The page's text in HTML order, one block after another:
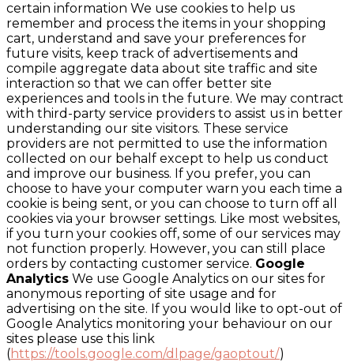
certain information We use cookies to help us
remember and process the items in your shopping
cart, understand and save your preferences for
future visits, keep track of advertisements and
compile aggregate data about site traffic and site
interaction so that we can offer better site
experiences and tools in the future. We may contract
with third-party service providers to assist us in better
understanding our site visitors. These service
providers are not permitted to use the information
collected on our behalf except to help us conduct
and improve our business. If you prefer, you can
choose to have your computer warn you each time a
cookie is being sent, or you can choose to turn off all
cookies via your browser settings. Like most websites,
if you turn your cookies off, some of our services may
not function properly. However, you can still place
orders by contacting customer service. Google
Analytics We use Google Analytics on our sites for
anonymous reporting of site usage and for
advertising on the site. If you would like to opt-out of
Google Analytics monitoring your behaviour on our
sites please use this link
(https://tools.google.com/dlpage/gaoptout/)